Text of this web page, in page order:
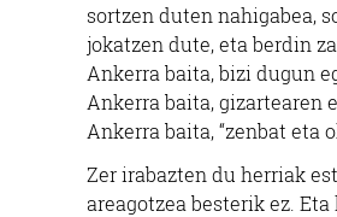
sortzen duten nahigabea,
jokatzen dute, eta berdin
Ankerra baita, bizi dugun
Ankerra baita, gizartearen
Ankerra baita, “zenbat eta
Zer irabazten du herriak
areagotzea besterik ez.